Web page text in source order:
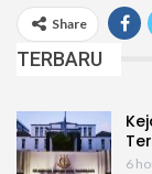
Share
TERBARU
6